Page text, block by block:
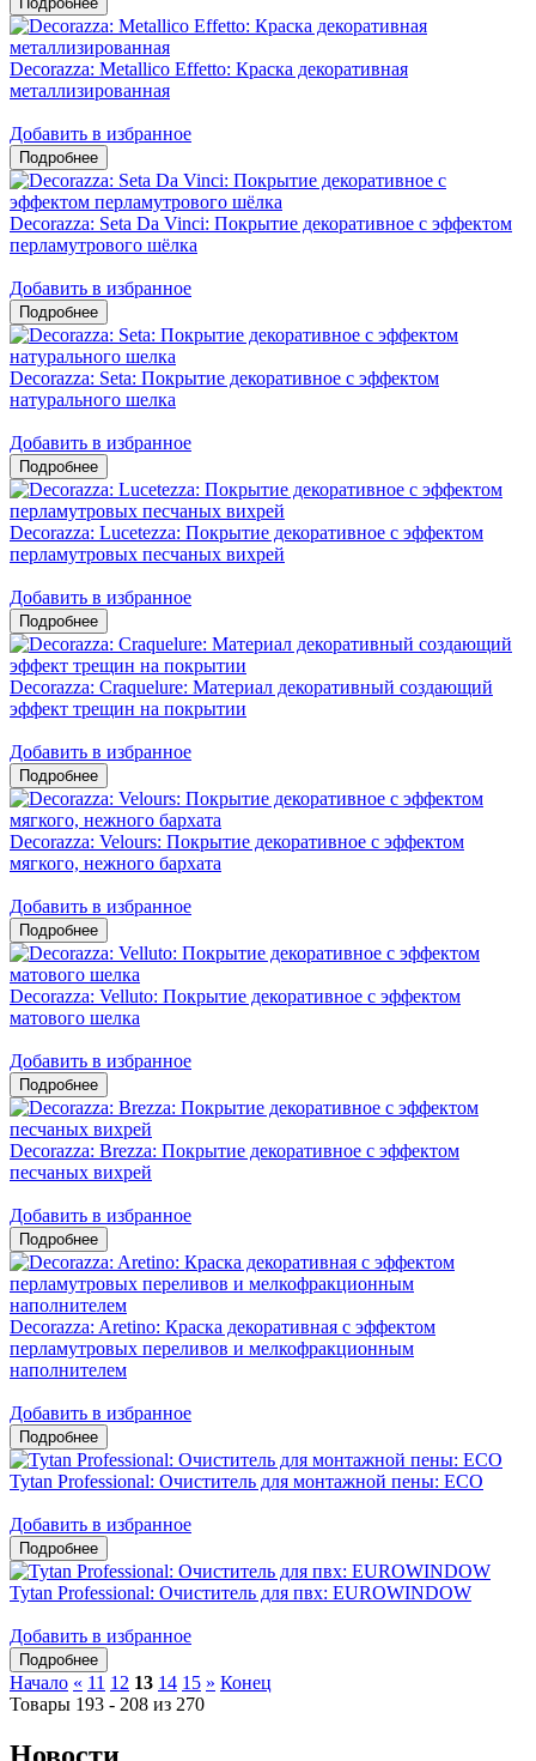
Decorazza: Metallico Effetto: Краска декоративная
металлизированная
Добавить в избранное
Decorazza: Seta Da Vinci: Покрытие декоративное с эффектом
перламутрового шёлка
Добавить в избранное
Decorazza: Seta: Покрытие декоративное с эффектом
натурального шелка
Добавить в избранное
Decorazza: Lucetezza: Покрытие декоративное с эффектом
перламутровых песчаных вихрей
Добавить в избранное
Decorazza: Craquelure: Материал декоративный создающий
эффект трещин на покрытии
Добавить в избранное
Decorazza: Velours: Покрытие декоративное с эффектом
мягкого, нежного бархата
Добавить в избранное
Decorazza: Velluto: Покрытие декоративное с эффектом
матового шелка
Добавить в избранное
Decorazza: Brezza: Покрытие декоративное с эффектом
песчаных вихрей
Добавить в избранное
Decorazza: Aretino: Краска декоративная с эффектом
перламутровых переливов и мелкофракционным
наполнителем
Добавить в избранное
Tytan Professional: Очиститель для монтажной пены: ЕСО
Добавить в избранное
Tytan Professional: Очиститель для пвх: EUROWINDOW
Добавить в избранное
Начало « 11 12 13 14 15 » Конец
Товары 193 - 208 из 270
Новости